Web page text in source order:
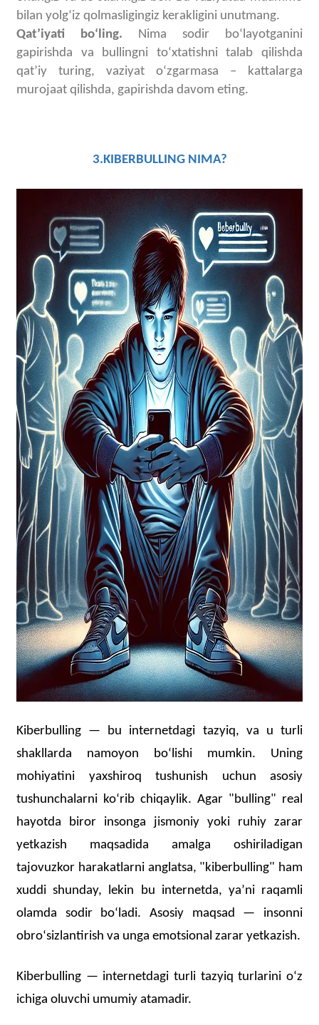
bilan yolgʻiz qolmasligingiz kerakligini unutmang.
Qatʼiyati boʻling. Nima sodir boʻlayotganini
gapirishda va bullingni toʻxtatishni talab qilishda
qatʼiy turing, vaziyat oʻzgarmasa – kattalarga
murojaat qilishda, gapirishda davom eting.
3.KIBERBULLING NIMA?
Kiberbulling — bu internetdagi tazyiq, va u turli
shakllarda namoyon boʻlishi mumkin. Uning
mohiyatini yaxshiroq tushunish uchun asosiy
tushunchalarni koʻrib chiqaylik. Agar "bulling" real
hayotda biror insonga jismoniy yoki ruhiy zarar
yetkazish maqsadida amalga oshiriladigan
tajovuzkor harakatlarni anglatsa, "kiberbulling" ham
xuddi shunday, lekin bu internetda, yaʼni raqamli
olamda sodir boʻladi. Asosiy maqsad — insonni
obroʻsizlantirish va unga emotsional zarar yetkazish.
Kiberbulling — internetdagi turli tazyiq turlarini oʻz
ichiga oluvchi umumiy atamadir.